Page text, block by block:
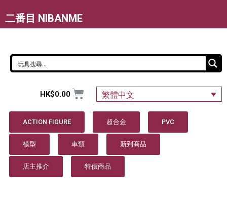
二番目 NIBANME
HK$0.00 繁體中文
ACTION FIGURE 超合金 PVC
模型 車類 新到商品
店主推介 特價商品